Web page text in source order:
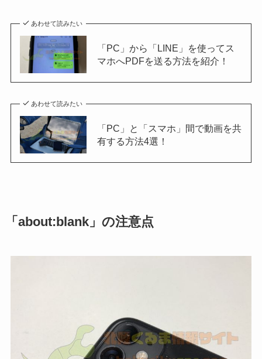
あわせて読みたい
「PC」から「LINE」を使ってス
マホへPDFを送る方法を紹介！
あわせて読みたい
「PC」と「スマホ」間で動画を共
有する方法4選！
「about:blank」の注意点